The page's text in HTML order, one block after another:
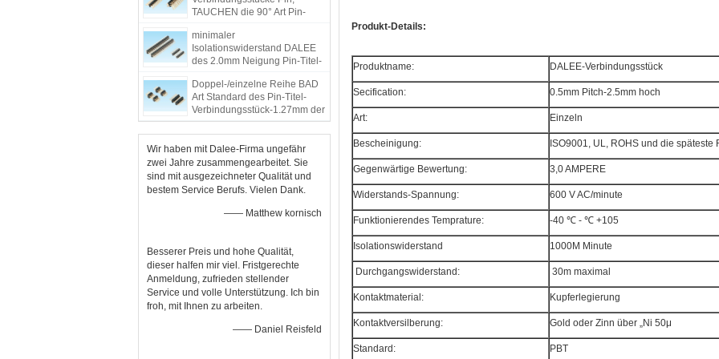
TAUCHEN die 90° Art Pin-
Verbindungsstück ein
minimaler
Isolationswiderstand DALEE
des 2.0mm Neigung Pin-Titel-
Doppel-/einzelne Reihe BAD
Art Standard des Pin-Titel-
Verbindungsstück-1.27mm der
Neigungs-PBT
Wir haben mit Dalee-Firma ungefähr
zwei Jahre zusammengearbeitet. Sie
sind mit ausgezeichneter Qualität und
bestem Service Berufs. Vielen Dank.
—— Matthew kornisch
Besserer Preis und hohe Qualität,
dieser halfen mir viel. Fristgerechte
Anmeldung, zufrieden stellender
Service und volle Unterstützung. Ich bin
froh, mit Ihnen zu arbeiten.
—— Daniel Reisfeld
Produkt-Details:
Produktname: DALEE-Verbindungsstück
Secification: 0.5mm Pitch-2.5mm hoch
Art: Einzeln
Bescheinigung: ISO9001, UL, ROHS und die späteste
Gegenwärtige Bewertung: 3,0 AMPERE
Widerstands-Spannung: 600 V AC/minute
Funktionierendes Temprature: -40 ℃ - ℃ +105
Isolationswiderstand 1000M Minute
Durchgangswiderstand: 30m maximal
Kontaktmaterial: Kupferlegierung
Kontaktversilberung: Gold oder Zinn über „Ni 50μ
Standard: PBT